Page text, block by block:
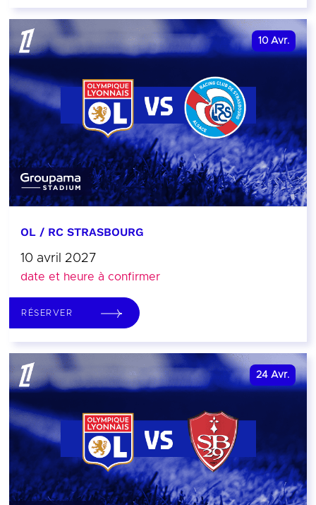
10 Avr.
OL / RC STRASBOURG
10 avril 2027
date et heure à confirmer
RÉSERVER
24 Avr.